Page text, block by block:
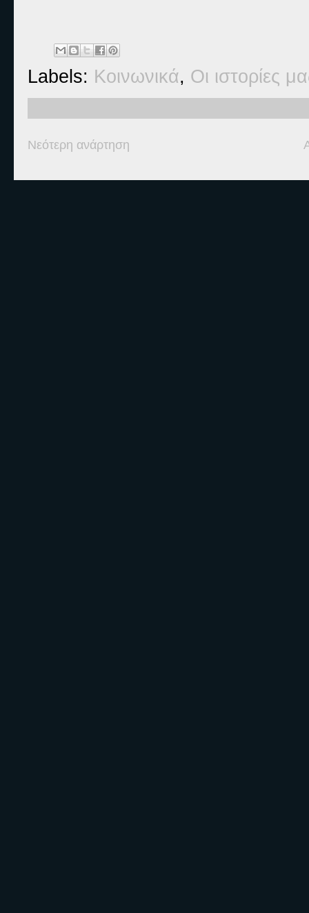
Labels: Κοινωνικά, Οι ιστορίες
Νεότερη ανάρτηση